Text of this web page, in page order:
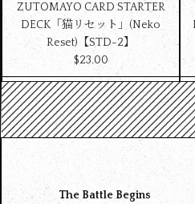
ZUTOMAYO CARD STARTER
DECK「猫リセット」(Neko
Reset)【STD-2】
$‌23.00
The Battle Begins